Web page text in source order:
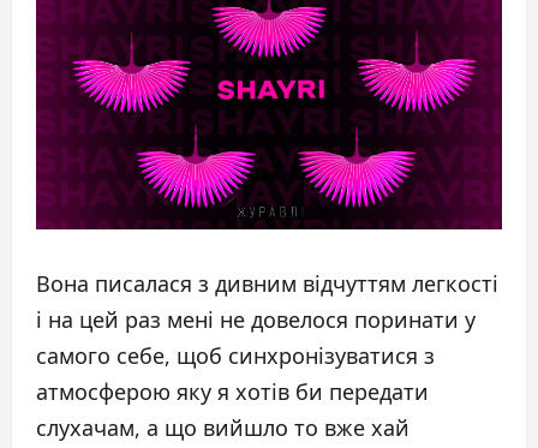
Вона писалася з дивним відчуттям легкості
і на цей раз мені не довелося поринати у
самого себе, щоб синхронізуватися з
атмосферою яку я хотів би передати
слухачам, а що вийшло то вже хай